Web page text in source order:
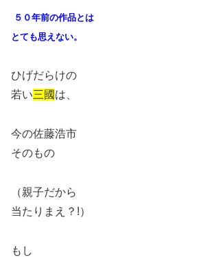
５０年前の作品とは
とても思えない。
ひげだらけの
若い三國 は、
今の佐藤浩市
そのもの
（親子だから
当たりまえ？!）
もし